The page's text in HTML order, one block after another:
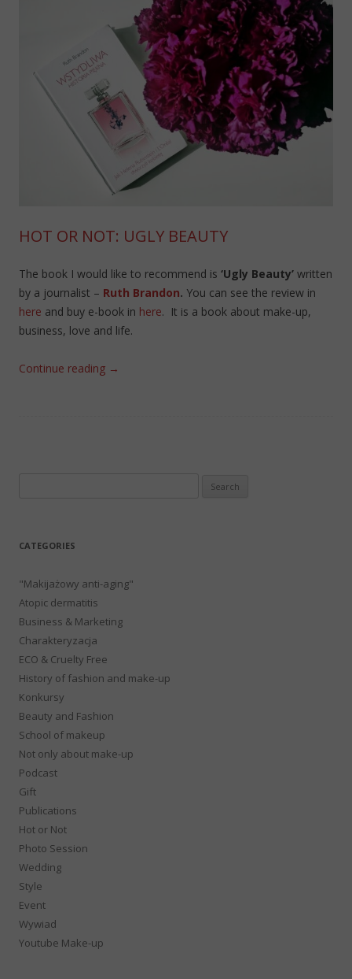
HOT OR NOT: UGLY BEAUTY
The book I would like to recommend is ‘Ugly Beauty’ written
by a journalist – Ruth Brandon. You can see the review in
here and buy e-book in here. It is a book about make-up,
business, love and life.
Continue reading →
CATEGORIES
"Makijażowy anti-aging"
Atopic dermatitis
Business & Marketing
Charakteryzacja
ECO & Cruelty Free
History of fashion and make-up
Konkursy
Beauty and Fashion
School of makeup
Not only about make-up
Podcast
Gift
Publications
Hot or Not
Photo Session
Wedding
Style
Event
Wywiad
Youtube Make-up